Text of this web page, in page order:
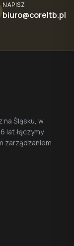
NAPISZ
biuro@coreltb.pl
Śląsku, w
lat łączymy
zarządzaniem